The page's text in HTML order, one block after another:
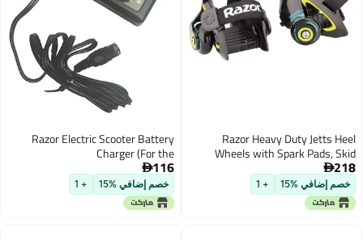
Razor Heavy Duty Jetts Heel
Wheels with Spark Pads, Skid
Pads, and Hook and Loop Strap for
Ages 6 or Older and Supports up to
176 pounds, Green
218
خصم إضافي %15 + 1
Razor Electric Scooter Battery
Charger (For the
e100/e125/e150)
116
خصم إضافي %15 + 1